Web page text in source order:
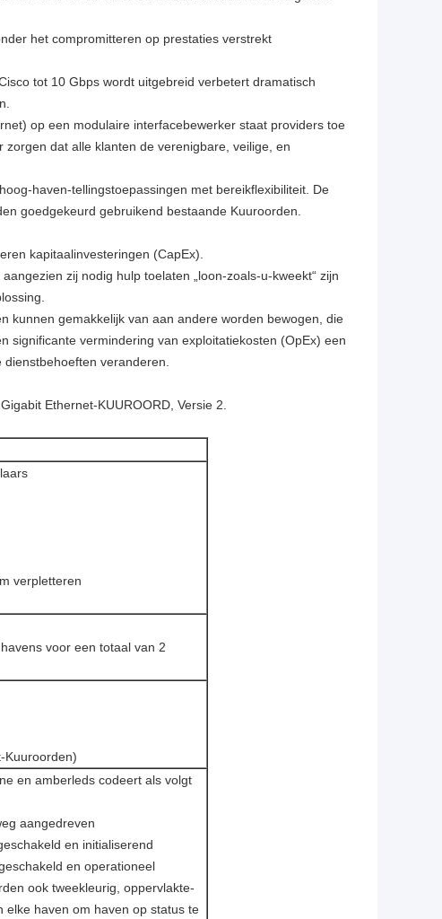
het compromitteren op prestaties verstrekt
tot 10 Gbps wordt uitgebreid verbetert dramatisch
op een modulaire interfacebewerker staat providers toe
dat alle klanten de verenigbare, veilige, en
haven-tellingstoepassingen met bereikflexibiliteit. De
goedgekeurd gebruikend bestaande Kuuroorden.
kapitaalinvesteringen (CapEx).
zij nodig hulp toelaten „loon-zoals-u-kweekt“ zijn
kunnen gemakkelijk van aan andere worden bewogen, die
significante vermindering van exploitatiekosten (OpEx) een
veranderen.
Ethernet-KUUROORD, Versie 2.
verpletteren
voor een totaal van 2
Kuuroorden)
en amberleds codeert als volgt
aangedreven
en initialiserend
en operationeel
ook tweekleurig, oppervlakte-
elke haven om haven op status te